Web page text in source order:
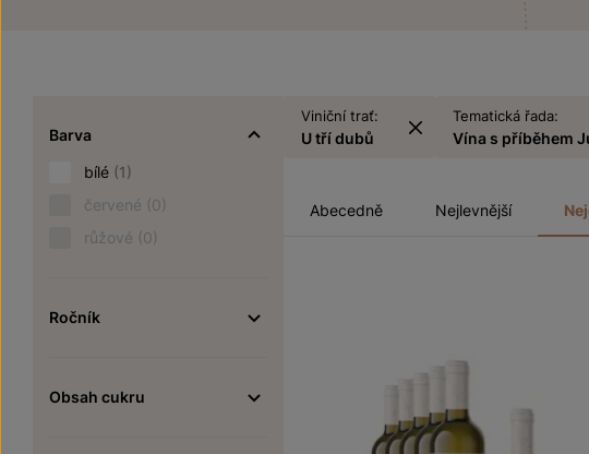
Barva
bílé (1)
červené (0)
růžové (0)
Ročník
Obsah cukru
Viniční trať:
U tří dubů
Tematická řada:
Vína s příběhem
Abecedně Nejlevnější